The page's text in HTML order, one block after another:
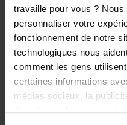
travaille pour vous ?
personnaliser votre
fonctionnement de notre
technologiques nous
comment les gens
certaines informations
médias sociaux, la
dans le but de rendre
VOUS
Entretien